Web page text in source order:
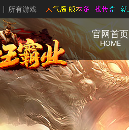
所有游戏
官网首页
HOME